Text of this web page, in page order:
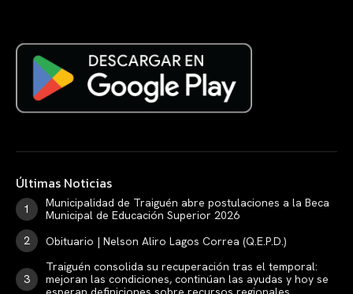
Últimas Noticias
Municipalidad de Traiguén abre postulaciones a la Beca
Municipal de Educación Superior 2026
Obituario | Nelson Aliro Lagos Correa (Q.E.P.D.)
Traiguén consolida su recuperación tras el temporal:
mejoran las condiciones, continúan las ayudas y hoy se